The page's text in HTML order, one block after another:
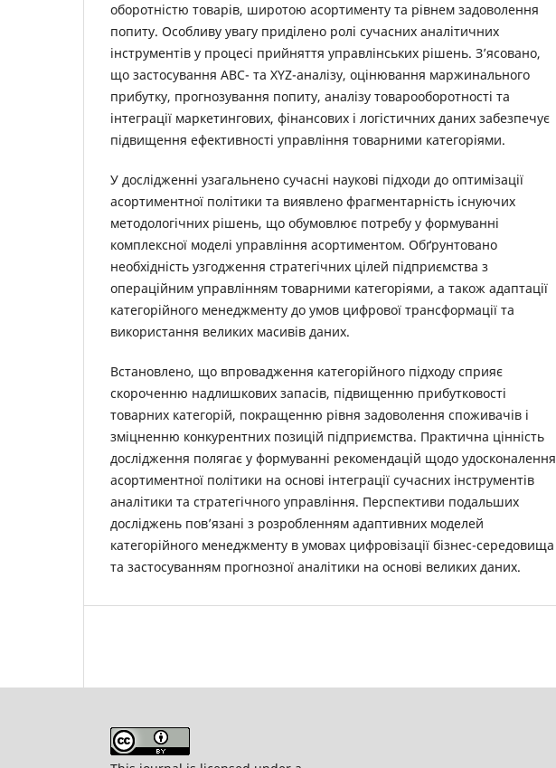
оборотністю товарів, широтою асортименту та рівнем задоволення
попиту. Особливу увагу приділено ролі сучасних аналітичних
інструментів у процесі прийняття управлінських рішень. З’ясовано,
що застосування ABC- та XYZ-аналізу, оцінювання маржинального
прибутку, прогнозування попиту, аналізу товарооборотності та
інтеграції маркетингових, фінансових і логістичних даних забезпечує
підвищення ефективності управління товарними категоріями.
У дослідженні узагальнено сучасні наукові підходи до оптимізації
асортиментної політики та виявлено фрагментарність існуючих
методологічних рішень, що обумовлює потребу у формуванні
комплексної моделі управління асортиментом. Обґрунтовано
необхідність узгодження стратегічних цілей підприємства з
операційним управлінням товарними категоріями, а також адаптації
категорійного менеджменту до умов цифрової трансформації та
використання великих масивів даних.
Встановлено, що впровадження категорійного підходу сприяє
скороченню надлишкових запасів, підвищенню прибутковості
товарних категорій, покращенню рівня задоволення споживачів і
зміцненню конкурентних позицій підприємства. Практична цінність
дослідження полягає у формуванні рекомендацій щодо удосконалення
асортиментної політики на основі інтеграції сучасних інструментів
аналітики та стратегічного управління. Перспективи подальших
досліджень пов’язані з розробленням адаптивних моделей
категорійного менеджменту в умовах цифровізації бізнес-середовища
та застосуванням прогнозної аналітики на основі великих даних.